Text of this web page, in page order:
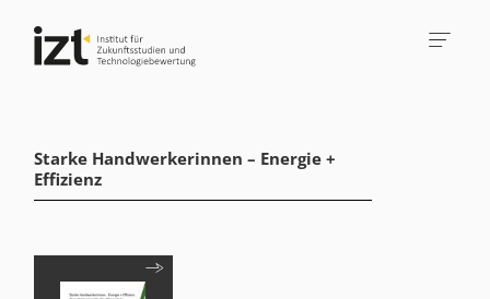
Starke Handwerkerinnen – Energie +
Effizienz